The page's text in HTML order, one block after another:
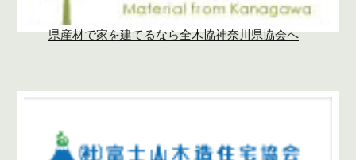
県産材で家を建てるなら全木協神奈川県協会へ